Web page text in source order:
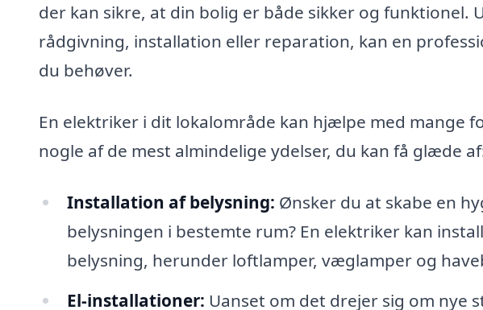
der kan sikre, at din bolig er både sikker og funktionel.
rådgivning, installation eller reparation, kan en
du behøver.
En elektriker i dit lokalområde kan hjælpe med mange
nogle af de mest almindelige ydelser, du kan få glæde
Installation af belysning: Ønsker du at skabe en
belysningen i bestemte rum? En elektriker kan
belysning, herunder loftlamper, væglamper og
El-installationer: Uanset om det drejer sig om nye